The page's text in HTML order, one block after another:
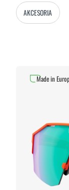
AKCESORIA
Made in